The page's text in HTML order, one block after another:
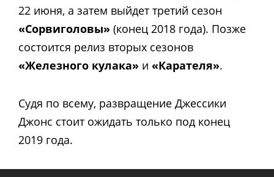
22 июня, а затем выйдет третий сезон
«Сорвиголовы» (конец 2018 года). Позже
состоится релиз вторых сезонов
«Железного кулака» и «Карателя».
Судя по всему, развращение Джессики
Джонс стоит ожидать только под конец
2019 года.